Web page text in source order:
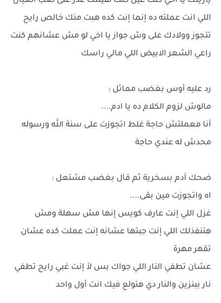
اللي انت عملته ده إنما إنت كده هبت منك خالص رايح
تتجوز وولادك على وش جواز يا اخي لو مش عشانهم كنت
راعي الشعر الابيض اللي مالي راسك
رد عليه أوس بغضب مماثل :
مالوش لزوم الكلام ده يا ادم....
أنا معملتش حاجة غلط اتجوزت على سنة الله ورسوله
محدش له عندي حاجة
ضحك آدم بسخرية ثم قال بغضب مشتعل :
اه واتجوزت مين بقى....
غزل اللي إنت عارف كويس إنها مش سهلة ومش
هتنفذلك اللي إنت جبتها عشانه إنت عملت كده عشان
تقهر مهرة
عشان تطفي النار اللي جواك بس لأ إنت غبي رايح تطفي
نار ببنزين والنار دي هتولع فيك انت أول واحد